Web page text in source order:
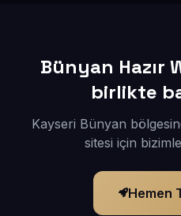
Bünyan Hazır
birlikte
Kayseri Bünyan
sitesi için
Hemen